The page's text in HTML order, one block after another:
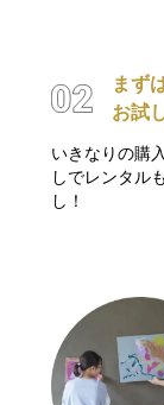
まず
お試
いきなりの購
しでレンタル
し！